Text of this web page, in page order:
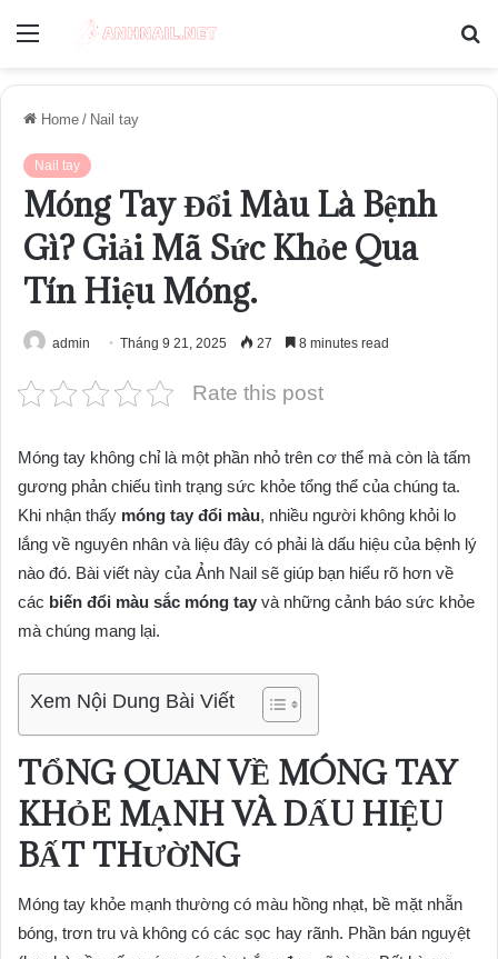
Menu
Home / Nail tay
Nail tay
Móng Tay Đổi Màu Là Bệnh
Gì? Giải Mã Sức Khỏe Qua
Tín Hiệu Móng.
admin Tháng 9 21, 2025 27 8 minutes read
Rate this post
Móng tay không chỉ là một phần nhỏ trên cơ thể mà còn là tấm
gương phản chiếu tình trạng sức khỏe tổng thể của chúng ta.
Khi nhận thấy móng tay đổi màu, nhiều người không khỏi lo
lắng về nguyên nhân và liệu đây có phải là dấu hiệu của bệnh lý
nào đó. Bài viết này của Ảnh Nail sẽ giúp bạn hiểu rõ hơn về
các biến đổi màu sắc móng tay và những cảnh báo sức khỏe
mà chúng mang lại.
Xem Nội Dung Bài Viết
TỔNG QUAN VỀ MÓNG TAY
KHỎE MẠNH VÀ DẤU HIỆU
BẤT THƯỜNG
Móng tay khỏe mạnh thường có màu hồng nhạt, bề mặt nhẵn
bóng, trơn tru và không có các sọc hay rãnh. Phần bán nguyệt